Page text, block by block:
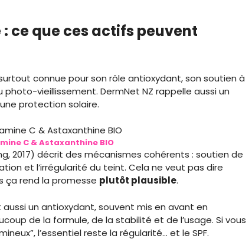
ce que ces actifs peuvent
connue pour son rôle antioxydant, son soutien à
vieillissement. DermNet NZ rappelle aussi un
protection solaire.
C & Astaxanthine BIO
2017) décrit des mécanismes cohérents : soutien de
et l’irrégularité du teint. Cela ne veut pas dire
ça rend la promesse plutôt plausible.
aussi un antioxydant, souvent mis en avant en
de la formule, de la stabilité et de l’usage. Si vous
l’essentiel reste la régularité… et le SPF.